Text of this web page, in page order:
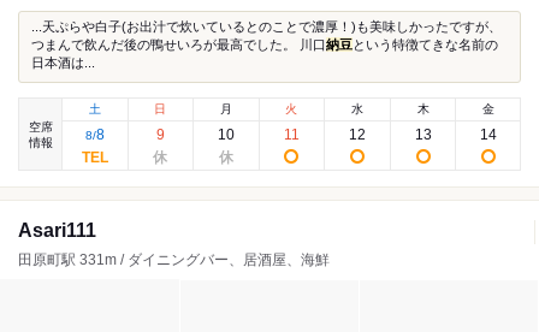
...天ぷらや白子(お出汁で炊いているとのことで濃厚！)も美味しかったですが、
つまんで飲んだ後の鴨せいろが最高でした。 川口 納豆 という特徴てきな名前の
日本酒は...
空席
情報
土
8/8
日
9
月
10
火
11
水
12
木
13
金
14
Asari111
田原町駅 331m / ダイニングバー、居酒屋、海鮮